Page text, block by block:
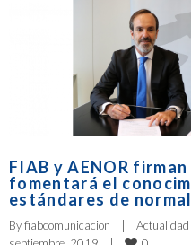
FIAB y AENOR
fomentará el
estándares de
By fiabcomunicacion | Actualidad